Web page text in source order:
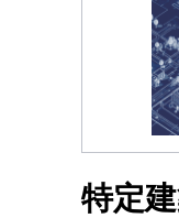
特定